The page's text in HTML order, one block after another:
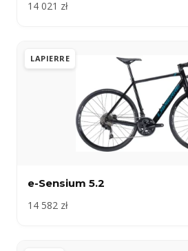
14 021 zł
LAPIERRE
e-Sensium 5.2
14 582 zł